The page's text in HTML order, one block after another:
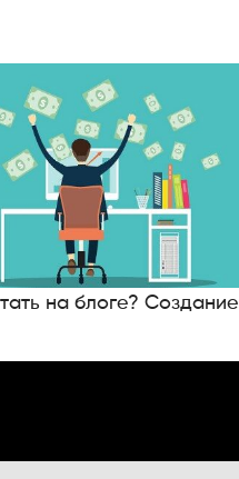
на блоге? Создание